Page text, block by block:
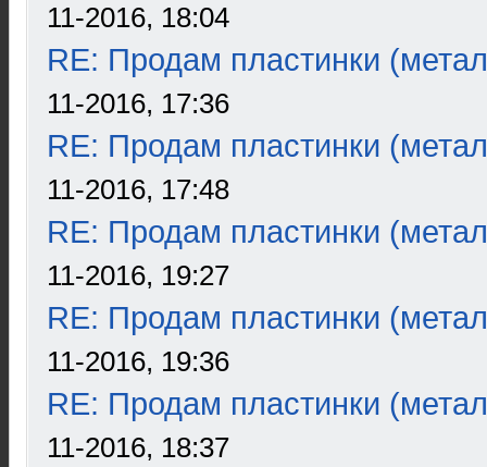
11-2016, 18:04
RE: Продам пластинки
11-2016, 17:36
RE: Продам пластинки
11-2016, 17:48
RE: Продам пластинки
11-2016, 19:27
RE: Продам пластинки
11-2016, 19:36
RE: Продам пластинки
11-2016, 18:37